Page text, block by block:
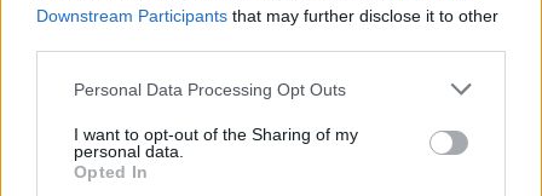
Downstream Participants that may further disclose it to other
Please note that this website/app uses one or more Google
not limited to your visit or usage behaviour. You may click to
grant or deny consent to Google and its third-party tags to
use your data for below specified purposes in below Google
Personal Data Processing Opt Outs
I want to opt-out of the Sharing of my
personal data.
Opted In